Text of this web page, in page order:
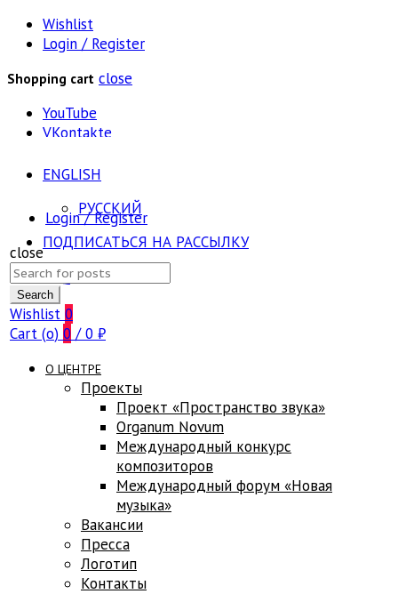
Wishlist
Login / Register
Shopping cart close
YouTube
VKontakte
ENGLISH
РУССКИЙ
ПОДПИСАТЬСЯ НА РАССЫЛКУ
FAQ
Login / Register
close
Search
for:
Search
Wishlist 0
Cart (o) 0 / 0 ₽
О ЦЕНТРЕ
Проекты
Проект «Пространство звука»
Оrganum Novum
Международный конкурс
композиторов
Международный форум «Новая
музыка»
Вакансии
Пресса
Логотип
Контакты